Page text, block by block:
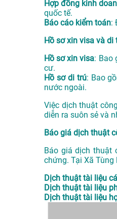
Hợp đồng kinh
quốc tế.
Báo cáo kiểm toán:
Hồ sơ xin visa và di
Hồ sơ xin visa: Bao
cư.
Hồ sơ di trú: Bao
nước ngoài.
Việc dịch thuật
diễn ra suôn sẻ và
Báo giá dịch thuật
Báo giá dịch thuật
chứng. Tại Xã
Dịch thuật tài liệu
Dịch thuật tài liệu
Dịch thuật tài liệu